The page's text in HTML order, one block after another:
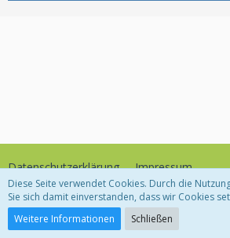
Datenschutzerklärung Impressum
Community-Software:
Diese Seite verwendet Cookies. Durch die
Sie sich damit einverstanden, dass wir Cookies
Weitere Informationen
Schließen